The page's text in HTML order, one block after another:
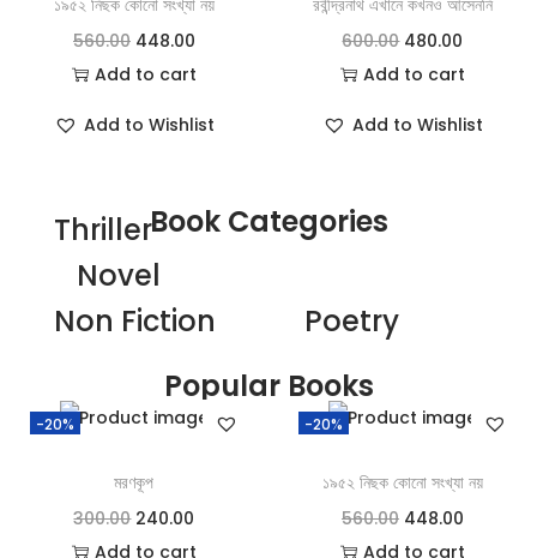
১৯৫২ নিছক কোনো সংখ্যা নয়
560.00 448.00
Add to cart
Add to Wishlist
রবীন্দ্রনাথ এখানে কখনও আসেননি
600.00 480.00
Add to cart
Add to Wishlist
Book Categories
Thriller
Novel
Non Fiction
Poetry
Popular Books
-20%
মরণকূপ
300.00 240.00
Add to cart
-20%
১৯৫২ নিছক কোনো সংখ্যা নয়
560.00 448.00
Add to cart